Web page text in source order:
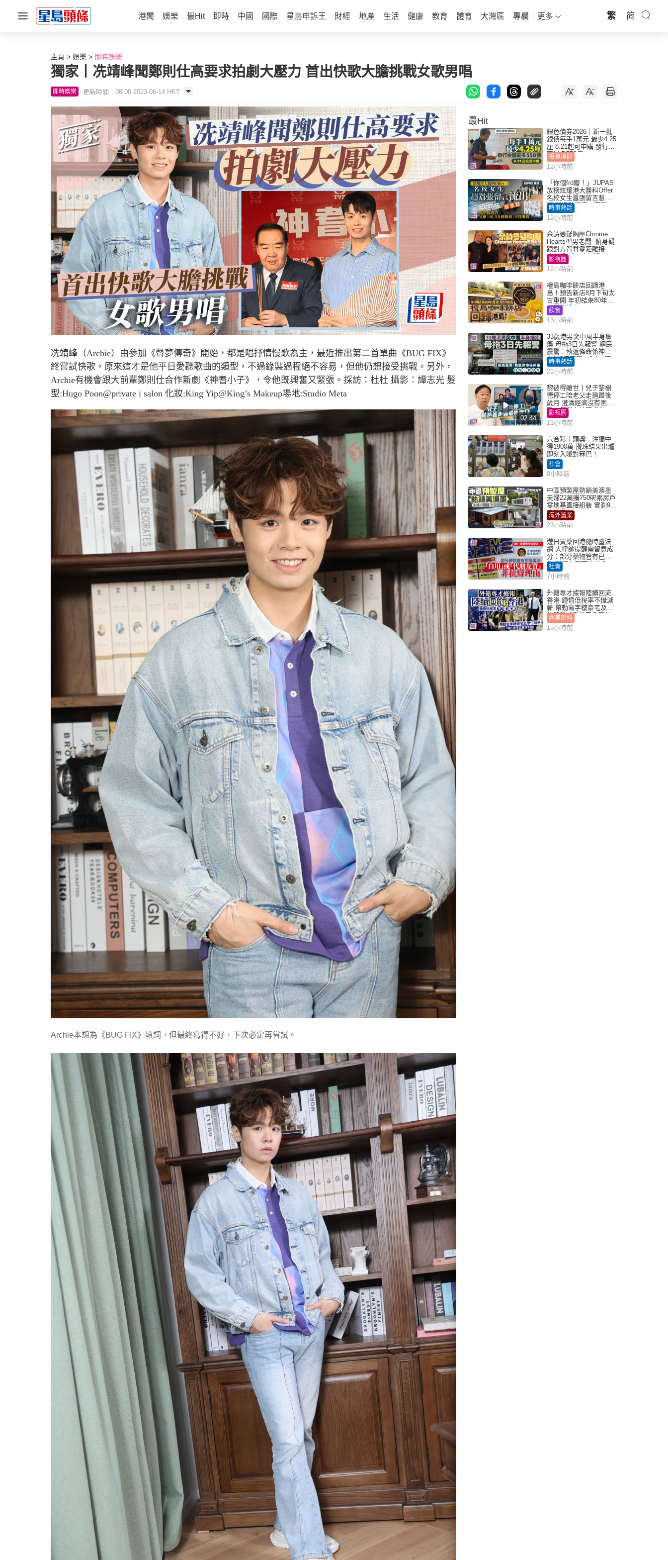
港聞 娛樂 最Hit 即時 中國 國際 星島申訴王 財經 地產 生活 健康 教育 體育 大灣區 專欄 更多 繁 简
主頁 娛樂 即時娛樂
獨家丨冼靖峰聞鄭則仕高要求拍劇大壓力 首出快歌大膽挑戰女歌男唱
即時娛樂 更新時間：08:00 2023-06-14 HKT
冼靖峰（Archie）由參加《聲夢傳奇》開始，都是唱抒情慢歌為主，最近推出第二首單曲《BUG FIX》
終嘗試快歌，原來這才是他平日愛聽歌曲的類型，不過錄製過程絕不容易，但他仍想接受挑戰。另外，
Archie有機會跟大前輩鄭則仕合作新劇《神耆小子》，令他既興奮又緊張。採訪：杜杜 攝影：譚志光 髮
型:Hugo Poon@private i salon 化妝:King Yip@King’s Makeup場地:Studio Meta
Archie本想為《BUG FIX》填詞，但最終寫得不好，下次必定再嘗試。
最Hit
銀色債券2026｜新一批
銀債每手1萬元 最少4.25
厘 8.21起可申購 發行金
額最多550億
投資理財
12小時前
「你個frd廢！」JUPAS
放榜炫耀港大醫科Offer
名校女生囂張留言惹眾
怒 醫學院澄清：宣稱
「40.5分獲錄取」不符事
實｜Juicy叮
時事熱話
12小時前
佘詩曼疑胸壓Chrome
Hearts型男老闆 俯身疑
跟對方背脊零距離接觸
網民驚呼：企側邊唔
得？
影視圈
12小時前
檀島咖啡餅店回歸港
島！預告新店8月下旬太
古重開 年初結束80年歷
史灣仔總店
飲食
13小時前
33歲港男突中風半身癱
瘓 母拖3日先報警 網民
震驚：執返條命係神蹟
自爆2個惡習｜Juicy叮
時事熱話
21小時前
02:44
黎彼得離世丨兒子黎樹
德停工陪老父走過最後
歲月 澄清經濟沒有困
難：傳聞有誇張成份
影視圈
11小時前
六合彩︱頭獎一注獨中
得1900萬 攪珠結果出爐
即刻入嚟對冧巴！
社會
8小時前
中國預製屋熱銷美澳墨
夫婦22萬購750呎兩房戶
零地基直接組裝 實測9個
月激讚
海外置業
23小時前
遊日買藥回港隨時墮法
網 大律師提醒需留意成
分：部分藥物管有已違
法 代朋友買可抗辯？
社會
7小時前
外籍專才據報陸續回流
香港 鍾情低稅率不惜減
薪 帶動寫字樓豪宅及學
位競爭「香港已重現生
機」
商業創科
15小時前